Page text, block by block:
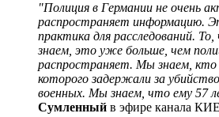
"Полиция в Германии не очень
распространяет информацию.
практика для расследований.
знаем, это уже больше, чем
распространяет. Мы знаем,
которого задержали за
военных. Мы знаем, что ему 57
Сумленный в эфире канала